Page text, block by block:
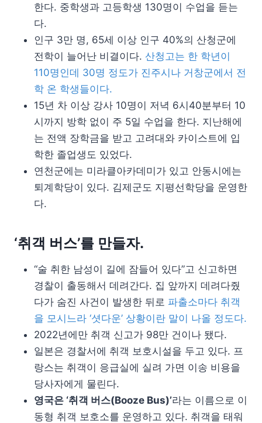
한다. 중학생과 고등학생 130명이 수업을 듣는
다.
인구 3만 명, 65세 이상 인구 40%의 산청군에
전학이 늘어난 비결이다. 산청고는 한 학년이
110명인데 30명 정도가 진주시나 거창군에서 전
학 온 학생들이다.
15년 차 이상 강사 10명이 저녁 6시40분부터 10
시까지 방학 없이 주 5일 수업을 한다. 지난해에
는 전액 장학금을 받고 고려대와 카이스트에 입
학한 졸업생도 있었다.
연천군에는 미라클아카데미가 있고 안동시에는
퇴계학당이 있다. 김제군도 지평선학당을 운영한
다.
‘취객 버스’를 만들자.
“술 취한 남성이 길에 잠들어 있다”고 신고하면
경찰이 출동해서 데려간다. 집 앞까지 데려다줬
다가 숨진 사건이 발생한 뒤로 파출소마다 취객
을 모시느라 ‘셧다운’ 상황이란 말이 나올 정도다.
2022년에만 취객 신고가 98만 건이나 됐다.
일본은 경찰서에 취객 보호시설을 두고 있다. 프
랑스는 취객이 응급실에 실려 가면 이송 비용을
당사자에게 물린다.
영국은 ‘취객 버스(Booze Bus)’라는 이름으로 이
동형 취객 보호소를 운영하고 있다. 취객을 태워